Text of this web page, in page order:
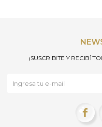
¡SUSCRIBITE Y RECIBÍ
